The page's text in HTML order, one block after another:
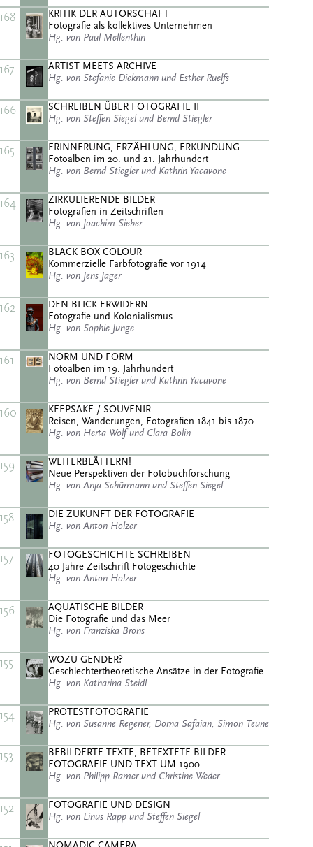
168
KRITIK DER AUTORSCHAFT
Fotografie als kollektives Unternehmen
Hg. von Paul Mellenthin
167
ARTIST MEETS ARCHIVE
Hg. von Stefanie Diekmann und Esther Ruelfs
166
SCHREIBEN ÜBER FOTOGRAFIE II
Hg. von Steffen Siegel und Bernd Stiegler
165
ERINNERUNG, ERZÄHLUNG, ERKUNDUNG
Fotoalben im 20. und 21. Jahrhundert
Hg. von Bernd Stiegler und Kathrin Yacavone
164
ZIRKULIERENDE BILDER
Fotografien in Zeitschriften
Hg. von Joachim Sieber
163
BLACK BOX COLOUR
Kommerzielle Farbfotografie vor 1914
Hg. von Jens Jäger
162
DEN BLICK ERWIDERN
Fotografie und Kolonialismus
Hg. von Sophie Junge
161
NORM UND FORM
Fotoalben im 19. Jahrhundert
Hg. von Bernd Stiegler und Kathrin Yacavone
160
KEEPSAKE / SOUVENIR
Reisen, Wanderungen, Fotografien 1841 bis 1870
Hg. von Herta Wolf und Clara Bolin
159
WEITERBLÄTTERN!
Neue Perspektiven der Fotobuchforschung
Hg. von Anja Schürmann und Steffen Siegel
158
DIE ZUKUNFT DER FOTOGRAFIE
Hg. von Anton Holzer
157
FOTOGESCHICHTE SCHREIBEN
40 Jahre Zeitschrift Fotogeschichte
Hg. von Anton Holzer
156
AQUATISCHE BILDER
Die Fotografie und das Meer
Hg. von Franziska Brons
155
WOZU GENDER?
Geschlechtertheoretische Ansätze in der Fotografie
Hg. von Katharina Steidl
154
PROTESTFOTOGRAFIE
Hg. von Susanne Regener, Dorna Safaian, Simon Teune
153
BEBILDERTE TEXTE, BETEXTETE BILDER
FOTOGRAFIE UND TEXT UM 1900
Hg. von Philipp Ramer und Christine Weder
152
FOTOGRAFIE UND DESIGN
Hg. von Linus Rapp und Steffen Siegel